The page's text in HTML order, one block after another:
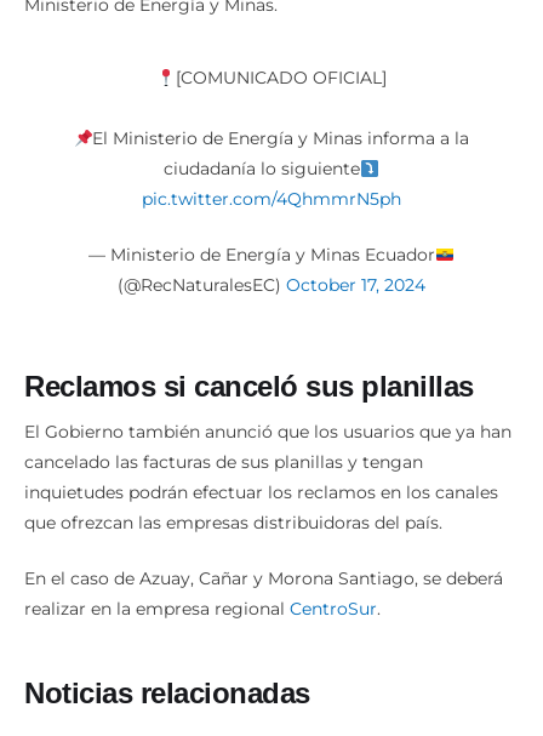
Ministerio de Energía y Minas.
[COMUNICADO OFICIAL]
El Ministerio de Energía y Minas informa a la
ciudadanía lo siguiente
pic.twitter.com/4QhmmrN5ph
— Ministerio de Energía y Minas Ecuador
(@RecNaturalesEC) October 17, 2024
Reclamos si canceló sus planillas
El Gobierno también anunció que los usuarios que ya han
cancelado las facturas de sus planillas y tengan
inquietudes podrán efectuar los reclamos en los canales
que ofrezcan las empresas distribuidoras del país.
En el caso de Azuay, Cañar y Morona Santiago, se deberá
realizar en la empresa regional CentroSur.
Noticias relacionadas